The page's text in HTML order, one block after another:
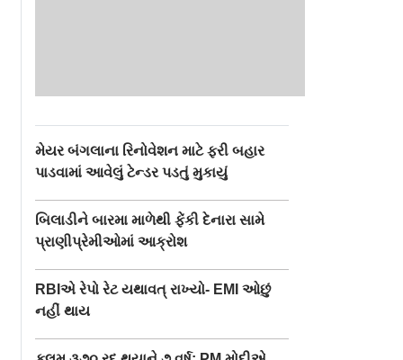
મેયર બંગલાના રિનોવેશન માટે ફરી બહાર
પાડવામાં આવેલું ટેન્ડર પડતું મુકાયું
બિલાડીને બારમા માળેથી ફેંકી દેનારા સામે
પ્રાણીપ્રેમીઓમાં આક્રોશ
RBIએ રેપો રેટ યથાવત્ રાખ્યો- EMI ઓછું
નહીં થાય